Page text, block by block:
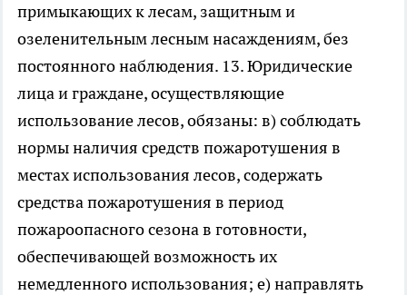
примыкающих к лесам, защитным и
озеленительным лесным насаждениям, без
постоянного наблюдения. 13. Юридические
лица и граждане, осуществляющие
использование лесов, обязаны: в) соблюдать
нормы наличия средств пожаротушения в
местах использования лесов, содержать
средства пожаротушения в период
пожароопасного сезона в готовности,
обеспечивающей возможность их
немедленного использования; е) направлять